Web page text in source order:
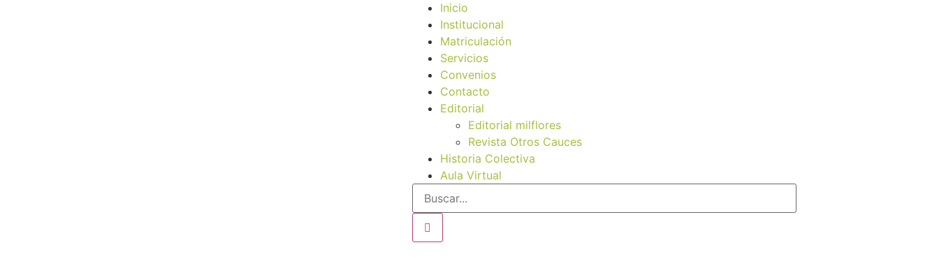
Inicio
Institucional
Matriculación
Servicios
Convenios
Contacto
Editorial
Editorial milflores
Revista Otros Cauces
Historia Colectiva
Aula Virtual